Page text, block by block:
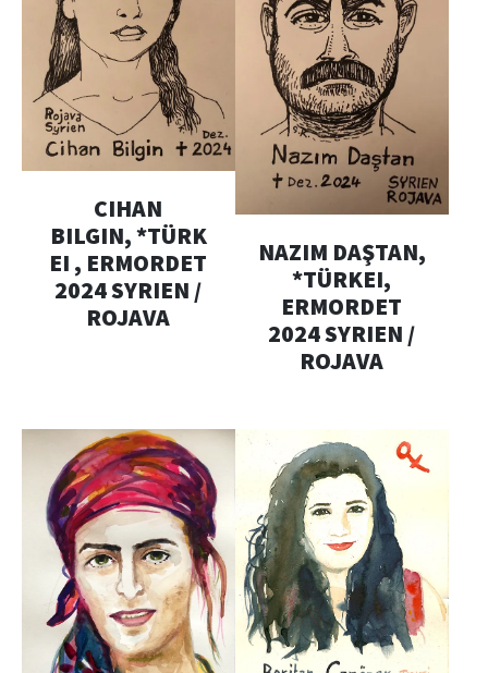
CIHAN
BILGIN, *TÜRK
EI , ERMORDET
2024 SYRIEN /
ROJAVA
NAZIM DAŞTAN,
*TÜRKEI,
ERMORDET
2024 SYRIEN /
ROJAVA